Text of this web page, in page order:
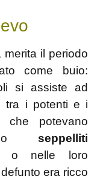
il periodo
come buio:
si assiste ad
tra i potenti e i
potevano
seppelliti
o nelle loro
era ricco